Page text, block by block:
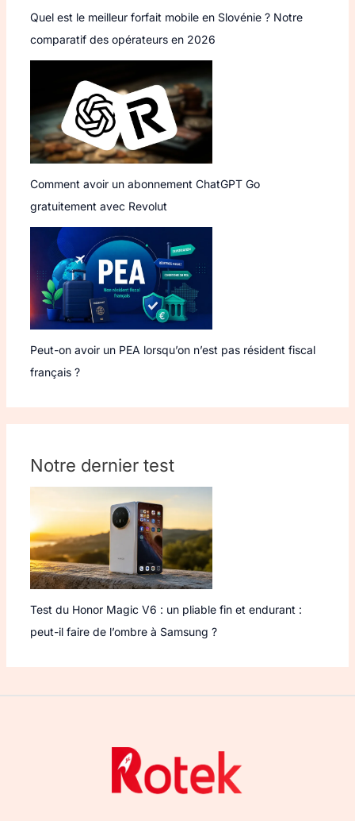
Quel est le meilleur forfait mobile en Slovénie ? Notre
comparatif des opérateurs en 2026
Comment avoir un abonnement ChatGPT Go
gratuitement avec Revolut
Peut-on avoir un PEA lorsqu’on n’est pas résident fiscal
français ?
Notre dernier test
Test du Honor Magic V6 : un pliable fin et endurant :
peut-il faire de l’ombre à Samsung ?